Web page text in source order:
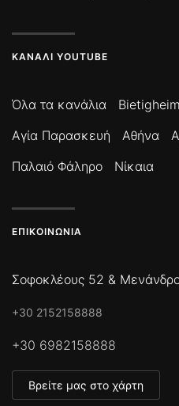
ΚΑΝΆΛΙ YOUTUBE
Όλα τα κανάλια Bietigheim
Αγία Παρασκευή
Αθήνα
Παλαιό Φάληρο
Νίκαια
ΕΠΙΚΟΙΝΩΝΊΑ
Σοφοκλέους 52 &
+30 2152158888
+30 6982158888
Βρείτε μας στο χάρτη